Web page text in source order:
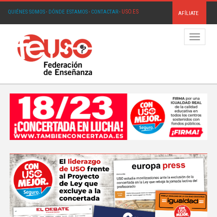
QUIÉNES SOMOS· DÓNDE ESTAMOS· CONTACTAR· USO.ES AFÍLIATE
Menú